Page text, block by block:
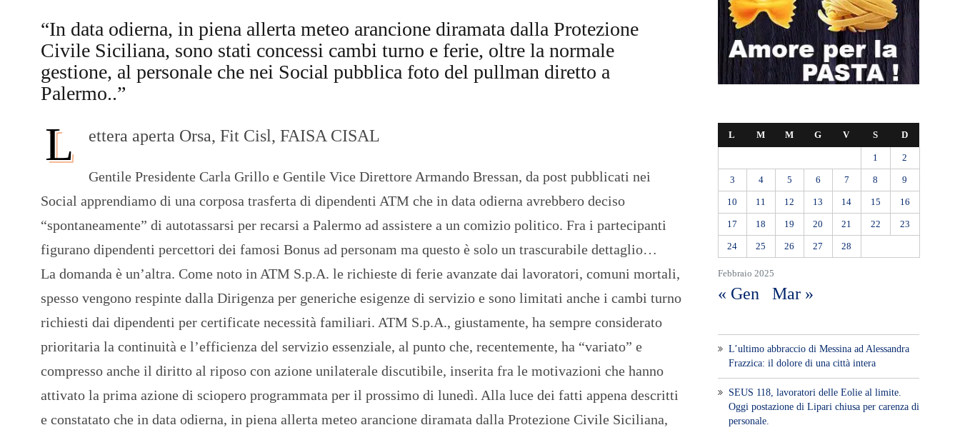
“In data odierna, in piena allerta meteo arancione diramata dalla Protezione
Civile Siciliana, sono stati concessi cambi turno e ferie, oltre la normale
gestione, al personale che nei Social pubblica foto del pullman diretto a
Palermo..”
L ettera aperta Orsa, Fit Cisl, FAISA CISAL
Gentile Presidente Carla Grillo e Gentile Vice Direttore Armando Bressan, da post pubblicati nei
Social apprendiamo di una corposa trasferta di dipendenti ATM che in data odierna avrebbero deciso
“spontaneamente” di autotassarsi per recarsi a Palermo ad assistere a un comizio politico. Fra i partecipanti
figurano dipendenti percettori dei famosi Bonus ad personam ma questo è solo un trascurabile dettaglio…
La domanda è un’altra. Come noto in ATM S.p.A. le richieste di ferie avanzate dai lavoratori, comuni mortali,
spesso vengono respinte dalla Dirigenza per generiche esigenze di servizio e sono limitati anche i cambi turno
richiesti dai dipendenti per certificate necessità familiari. ATM S.p.A., giustamente, ha sempre considerato
prioritaria la continuità e l’efficienza del servizio essenziale, al punto che, recentemente, ha “variato” e
compresso anche il diritto al riposo con azione unilaterale discutibile, inserita fra le motivazioni che hanno
attivato la prima azione di sciopero programmata per il prossimo di lunedì. Alla luce dei fatti appena descritti
e constatato che in data odierna, in piena allerta meteo arancione diramata dalla Protezione Civile Siciliana,
Febbraio 2025
L M M G V S D
1 2
3 4 5 6 7 8 9
10 11 12 13 14 15 16
17 18 19 20 21 22 23
24 25 26 27 28
« Gen Mar »
L’ultimo abbraccio di Messina ad Alessandra
Frazzica: il dolore di una città intera
SEUS 118, lavoratori delle Eolie al limite.
Oggi postazione di Lipari chiusa per carenza di
personale.